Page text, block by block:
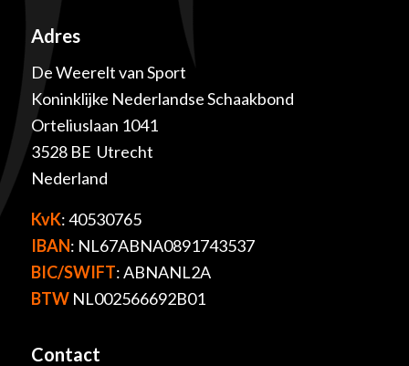
Adres
De Weerelt van Sport
Koninklijke Nederlandse Schaakbond
Orteliuslaan 1041
3528 BE Utrecht
Nederland
KvK: 40530765
IBAN: NL67ABNA0891743537
BIC/SWIFT: ABNANL2A
BTWNL002566692B01
Contact